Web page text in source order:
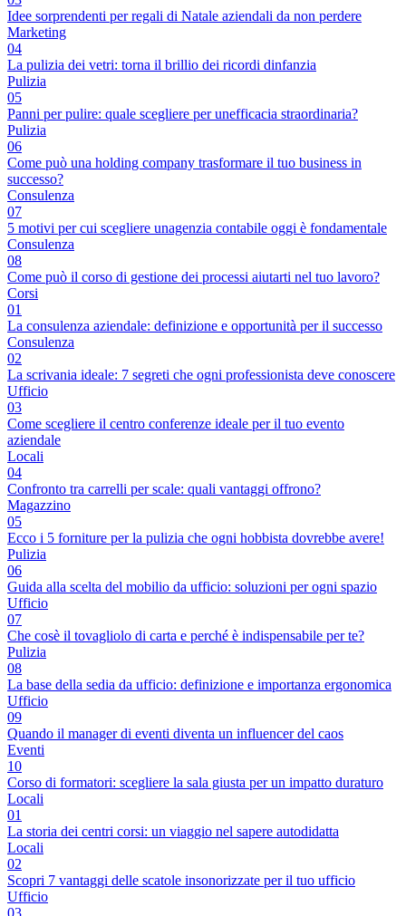
Idee sorprendenti per regali di Natale aziendali da non perdere
Marketing
04
La pulizia dei vetri: torna il brillio dei ricordi dinfanzia
Pulizia
05
Panni per pulire: quale scegliere per unefficacia straordinaria?
Pulizia
06
Come può una holding company trasformare il tuo business in
successo?
Consulenza
07
5 motivi per cui scegliere unagenzia contabile oggi è fondamentale
Consulenza
08
Come può il corso di gestione dei processi aiutarti nel tuo lavoro?
Corsi
01
La consulenza aziendale: definizione e opportunità per il successo
Consulenza
02
La scrivania ideale: 7 segreti che ogni professionista deve conoscere
Ufficio
03
Come scegliere il centro conferenze ideale per il tuo evento
aziendale
Locali
04
Confronto tra carrelli per scale: quali vantaggi offrono?
Magazzino
05
Ecco i 5 forniture per la pulizia che ogni hobbista dovrebbe avere!
Pulizia
06
Guida alla scelta del mobilio da ufficio: soluzioni per ogni spazio
Ufficio
07
Che cosè il tovagliolo di carta e perché è indispensabile per te?
Pulizia
08
La base della sedia da ufficio: definizione e importanza ergonomica
Ufficio
09
Quando il manager di eventi diventa un influencer del caos
Eventi
10
Corso di formatori: scegliere la sala giusta per un impatto duraturo
Locali
01
La storia dei centri corsi: un viaggio nel sapere autodidatta
Locali
02
Scopri 7 vantaggi delle scatole insonorizzate per il tuo ufficio
Ufficio
03